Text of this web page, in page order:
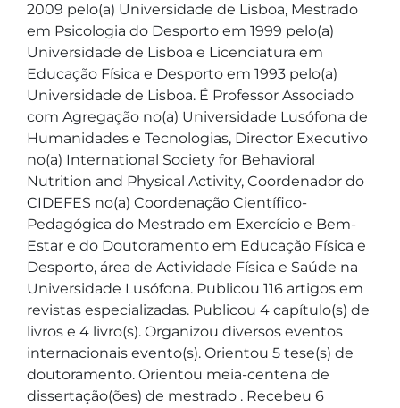
2009 pelo(a) Universidade de Lisboa, Mestrado
em Psicologia do Desporto em 1999 pelo(a)
Universidade de Lisboa e Licenciatura em
Educação Física e Desporto em 1993 pelo(a)
Universidade de Lisboa. É Professor Associado
com Agregação no(a) Universidade Lusófona de
Humanidades e Tecnologias, Director Executivo
no(a) International Society for Behavioral
Nutrition and Physical Activity, Coordenador do
CIDEFES no(a) Coordenação Científico-
Pedagógica do Mestrado em Exercício e Bem-
Estar e do Doutoramento em Educação Física e
Desporto, área de Actividade Física e Saúde na
Universidade Lusófona. Publicou 116 artigos em
revistas especializadas. Publicou 4 capítulo(s) de
livros e 4 livro(s). Organizou diversos eventos
internacionais evento(s). Orientou 5 tese(s) de
doutoramento. Orientou meia-centena de
dissertação(ões) de mestrado . Recebeu 6